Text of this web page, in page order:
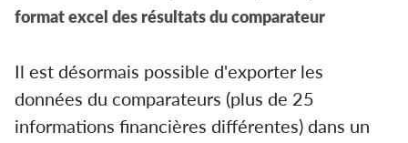
format excel des résultats du comparateur
Il est désormais possible d'exporter les
données du comparateurs (plus de 25
informations financières différentes) dans un